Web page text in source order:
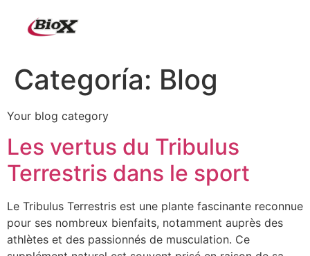
Categoría: Blog
Your blog category
Les vertus du Tribulus
Terrestris dans le sport
Le Tribulus Terrestris est une plante fascinante reconnue
pour ses nombreux bienfaits, notamment auprès des
athlètes et des passionnés de musculation. Ce